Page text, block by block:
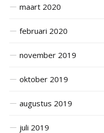
maart 2020
februari 2020
november 2019
oktober 2019
augustus 2019
juli 2019